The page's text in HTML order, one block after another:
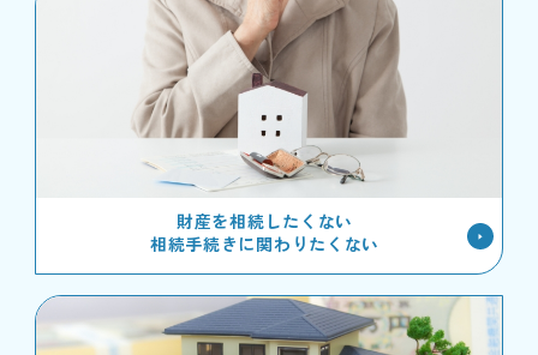
財産を相続したくない
相続手続きに関わりたくない